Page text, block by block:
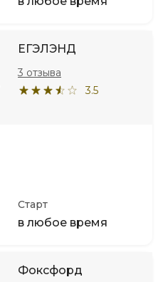
ЕГЭЛЭНД
3.5
3 отзыва
Старт
в любое время
Фоксфорд